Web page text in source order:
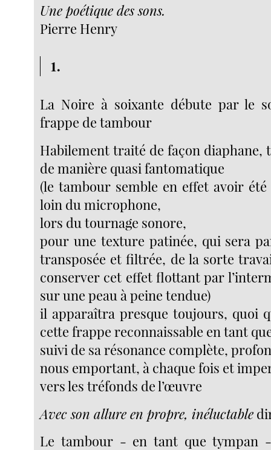
Une poétique des sons.
Pierre Henry
1.
La Noire à soixante débute par le
frappe de tambour
Habilement traité de façon diaphane,
de manière quasi fantomatique
(le tambour semble en effet avoir été
loin du microphone,
lors du tournage sonore,
pour une texture patinée, qui sera
transposée et filtrée, de la sorte
conserver cet effet flottant par
sur une peau à peine tendue)
il apparaîtra presque toujours, quoi
cette frappe reconnaissable en tant
suivi de sa résonance complète,
nous emportant, à chaque fois et
vers les tréfonds de l’œuvre
Avec son allure en propre, inéluctable
Le tambour - en tant que tympan -